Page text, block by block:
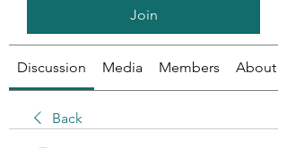
Join
Discussion Media Members About
Back